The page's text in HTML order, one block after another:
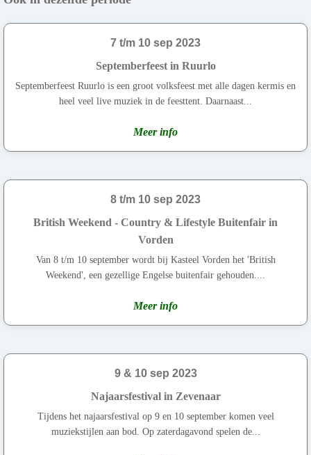
7 t/m 10 sep 2023
Septemberfeest in Ruurlo
Septemberfeest Ruurlo is een groot volksfeest met alle dagen kermis en
heel veel live muziek in de feesttent. Daarnaast...
Meer info
8 t/m 10 sep 2023
British Weekend - Country & Lifestyle Buitenfair in
Vorden
Van 8 t/m 10 september wordt bij Kasteel Vorden het 'British
Weekend', een gezellige Engelse buitenfair gehouden....
Meer info
9 & 10 sep 2023
Najaarsfestival in Zevenaar
Tijdens het najaarsfestival op 9 en 10 september komen veel
muziekstijlen aan bod. Op zaterdagavond spelen de...